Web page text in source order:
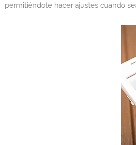
permitiéndote hacer ajustes cuando